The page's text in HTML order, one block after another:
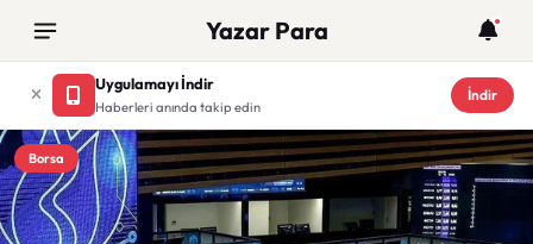
Yazar Para
Uygulamayı İndir
Haberleri anında takip edin
İndir
Borsa